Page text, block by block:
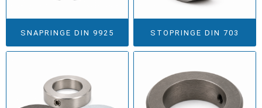
SNAPRINGE DIN 9925 STOPRINGE DIN 703